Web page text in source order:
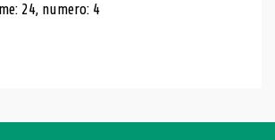
24, numero: 4